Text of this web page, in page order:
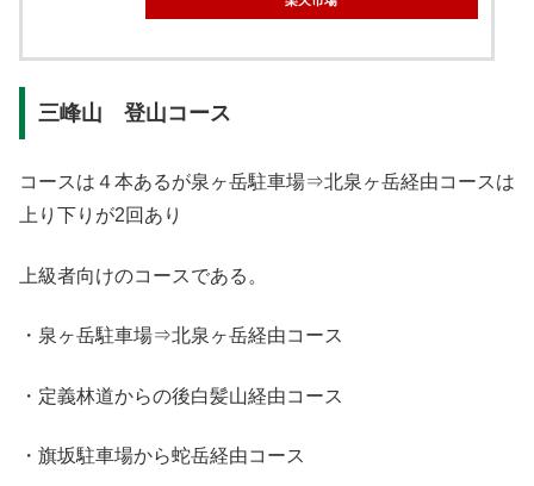
三峰山 登山コース
コースは４本あるが泉ヶ岳駐車場⇒北泉ヶ岳経由コースは
上り下りが2回あり
上級者向けのコースである。
・泉ヶ岳駐車場⇒北泉ヶ岳経由コース
・定義林道からの後白髪山経由コース
・旗坂駐車場から蛇岳経由コース